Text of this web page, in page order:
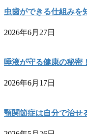
虫歯ができる仕組みを
2026年6月27日
唾液が守る健康の秘密
2026年6月17日
顎関節症は自分で治せ